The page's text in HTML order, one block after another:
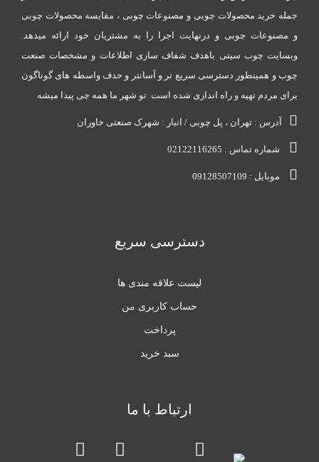
جمله خرید محصولات چوبی و مصنوعات چوبی ، مقایسه محصولات چوبی
و مصنوعات چوبی و درنهایت اجرا را به مشتریان خود ارائه میدهد.
وبسایت چوب سیتی باهدف شفاف سازی اطلاعات و مشخصات صنعت
چوب و همینطور دسترسی سریع تر و آسانتر و حذف واسطه های گوناگون
برای مردم تهیه و راه اندازی شده است. تو شهر ما همه چی پیدا میشه
آدرس : تهران ، پل چوبی / انبار : شهرک صنعتی خاوران
شماره تماس : 02122116265
موبایل : 09128507109
دسترسی سریع
لیست علاقه مندی ها
حساب کاربری من
پرداخت
سبد خرید
ارتباط با ما